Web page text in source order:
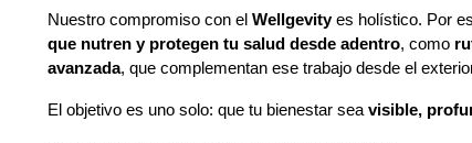
Nuestro compromiso con el Wellgevity es holístico. Por
que nutren y protegen tu salud desde adentro, como
avanzada, que complementan ese trabajo desde el
El objetivo es uno solo: que tu bienestar sea visible,